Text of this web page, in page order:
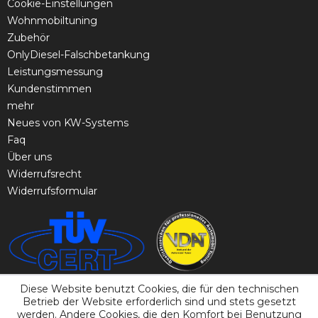
Cookie-Einstellungen
Wohnmobiltuning
Zubehör
OnlyDiesel-Falschbetankung
Leistungsmessung
Kundenstimmen
mehr
Neues von KW-Systems
Faq
Über uns
Widerrufsrecht
Widerrufsformular
Diese Website benutzt Cookies, die für den technischen
Betrieb der Website erforderlich sind und stets gesetzt
werden. Andere Cookies, die den Komfort bei Benutzung